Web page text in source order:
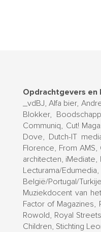
Opdrachtgevers en
_vdBJ, Alfa bier,
Blokker,
Communiq, Cut!
Dove, Dutch-IT
Florence, From AMS,
architecten, iMediate,
Lecturama/
België/Portugal/
Muziekdocent van
Factor of Magazines,
Rowold, Royal
Children, Stichting